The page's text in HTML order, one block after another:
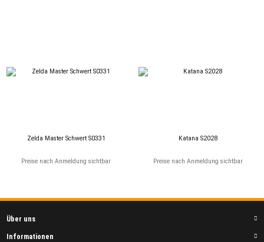
Zelda Master Schwert S0331
Preise nach Anmeldung sichtbar
Katana S2028
Preise nach Anmeldung sichtbar
Über uns
Informationen